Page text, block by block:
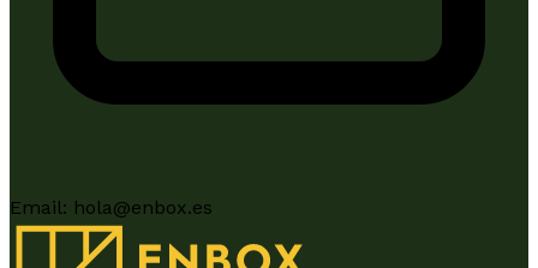
Email: hola@enbox.es